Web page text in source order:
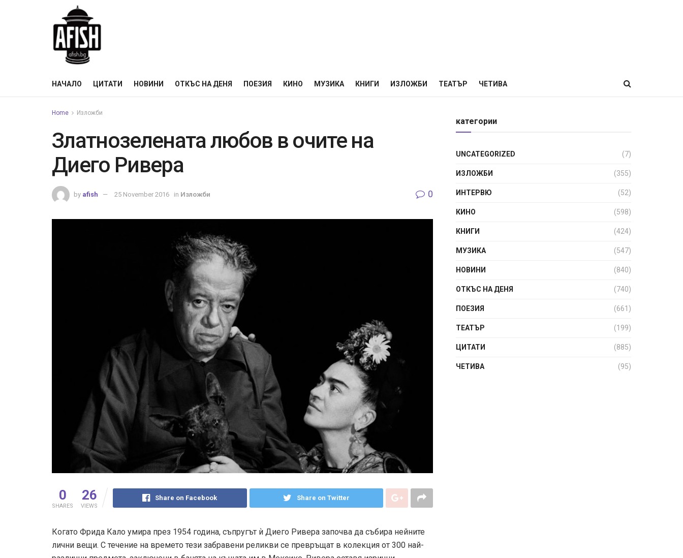
НАЧАЛО ЦИТАТИ НОВИНИ ОТКЪС НА ДЕНЯ ПОЕЗИЯ КИНО МУЗИКА КНИГИ ИЗЛОЖБИ ТЕАТЪР ЧЕТИВА
Home Изложби
Златнозелената любов в очите на
Диего Ривера
by afish 25 November 2016 in Изложби 0
0
SHARES
26
VIEWS
Share on Facebook Share on Twitter
Когато Фрида Кало умира през 1954 година, съпругът ѝ Диего Ривера започва да събира нейните
лични вещи. С течение на времето тези забравени реликви се превръщат в колекция от 300 най-
категории
UNCATEGORIZED (7)
ИЗЛОЖБИ (355)
ИНТЕРВЮ (52)
КИНО (598)
КНИГИ (424)
МУЗИКА (547)
НОВИНИ (840)
ОТКЪС НА ДЕНЯ (740)
ПОЕЗИЯ (661)
ТЕАТЪР (199)
ЦИТАТИ (885)
ЧЕТИВА (95)